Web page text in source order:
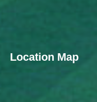
Location Map